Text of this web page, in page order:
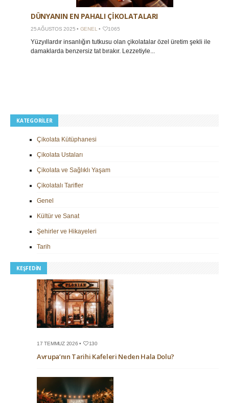
DÜNYANIN EN PAHALI ÇIKOLATALARI
25 AĞUSTOS 2025 • GENEL • 1065
Yüzyıllardır insanlığın tutkusu olan çikolatalar özel üretim şekli ile
damaklarda benzersiz tat bırakır. Lezzetiyle...
KATEGORILER
Çikolata Kütüphanesi
Çikolata Ustaları
Çikolata ve Sağlıklı Yaşam
Çikolatalı Tarifler
Genel
Kültür ve Sanat
Şehirler ve Hikayeleri
Tarih
KEŞFEDIN
17 TEMMUZ 2026 • 130
Avrupa’nın Tarihi Kafeleri Neden Hala Dolu?